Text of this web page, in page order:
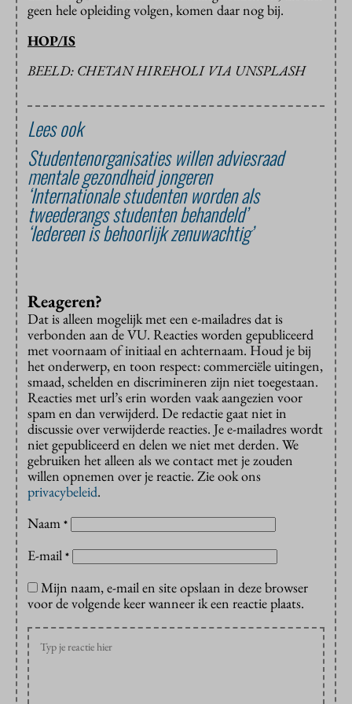
geen hele opleiding volgen, komen daar nog bij.
HOP/IS
BEELD: CHETAN HIREHOLI VIA UNSPLASH
Lees ook
Studentenorganisaties willen adviesraad
mentale gezondheid jongeren
‘Internationale studenten worden als
tweederangs studenten behandeld’
‘Iedereen is behoorlijk zenuwachtig’
Reageren?
Dat is alleen mogelijk met een e-mailadres dat is
verbonden aan de VU. Reacties worden gepubliceerd
met voornaam of initiaal en achternaam. Houd je bij
het onderwerp, en toon respect: commerciële uitingen,
smaad, schelden en discrimineren zijn niet toegestaan.
Reacties met url’s erin worden vaak aangezien voor
spam en dan verwijderd. De redactie gaat niet in
discussie over verwijderde reacties. Je e-mailadres wordt
niet gepubliceerd en delen we niet met derden. We
gebruiken het alleen als we contact met je zouden
willen opnemen over je reactie. Zie ook ons
privacybeleid.
Naam *
E-mail *
Mijn naam, e-mail en site opslaan in deze browser
voor de volgende keer wanneer ik een reactie plaats.